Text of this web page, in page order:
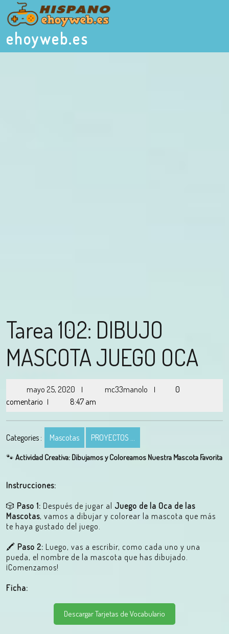
ehoyweb.es
Tarea 102: DIBUJO
MASCOTA JUEGO OCA
mayo 25, 2020 | mc33manolo |
0
comentario | 8:47 am
Categories : Mascotas PROYECTOS ...
🐾 Actividad Creativa: Dibujamos y Coloreamos Nuestra Mascota Favorita
Instrucciones:
🎲 Paso 1: Después de jugar al Juego de la Oca de las
Mascotas, vamos a dibujar y colorear la mascota que más
te haya gustado del juego.
🖍️ Paso 2: Luego, vas a escribir, como cada uno y una
pueda, el nombre de la mascota que has dibujado.
¡Comenzamos!
Ficha:
Descargar Tarjetas de Vocabulario